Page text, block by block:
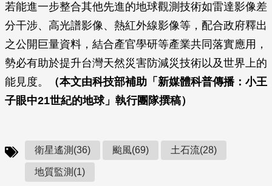
若能進一步整合其他先進的地球觀測技術如雷達影像差
分干涉、高光譜影像、熱紅外線影像等，配合政府釋出
之公開巨量資料，結合產官學研等產業共同落實應用，
勢必有助於提升台灣天然災害防減災技術以及世界上的
能見度。
（本文由科技部補助「新媒體科普傳播：小王
子眼中21世紀的地球」執行團隊撰稿）
衛星遙測(36) 颱風(69) 土石流(28)
地質監測(1)